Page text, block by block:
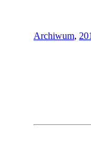
Archiwum,